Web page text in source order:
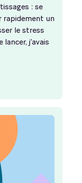
: se
rapidement un
le stress
j’avais